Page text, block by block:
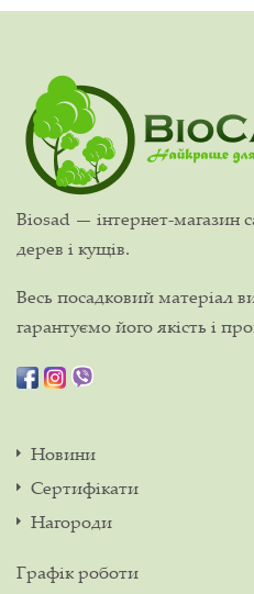
Biosad — інтернет-магазин
дерев і кущів.
Весь посадковий матеріал
гарантуємо його якість і
Новини
Сертифікати
Нагороди
Графік роботи